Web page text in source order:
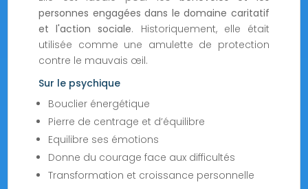
personnes engagées dans le domaine caritatif
et l'action sociale. Historiquement, elle était
utilisée comme une amulette de protection
contre le mauvais œil.
Sur le psychique
Bouclier énergétique
Pierre de centrage et d’équilibre
Equilibre ses émotions
Donne du courage face aux difficultés
Transformation et croissance personnelle